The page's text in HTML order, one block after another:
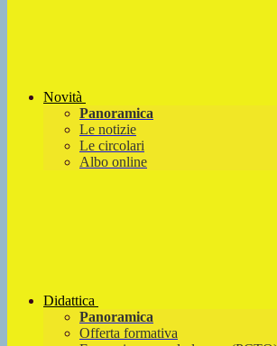
Novità
Panoramica
Le notizie
Le circolari
Albo online
Didattica
Panoramica
Offerta formativa